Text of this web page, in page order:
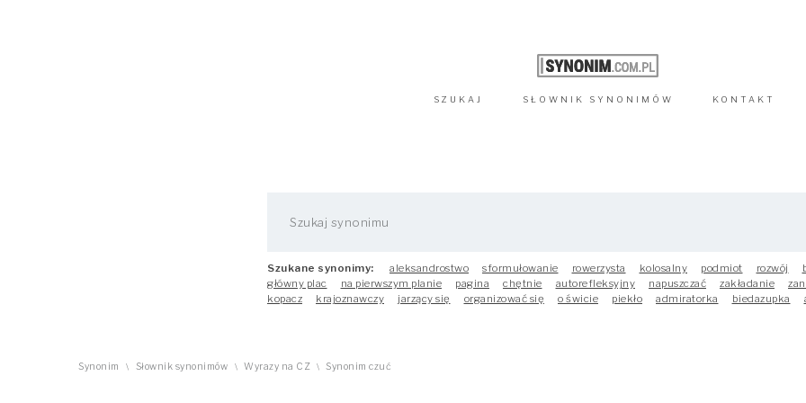
SZUKAJ SŁOWNIK SYNONIMÓW KONTAKT
Szukane synonimy: aleksandrostwo sformułowanie rowerzysta kolosalny podmiot rozwój
główny plac
na pierwszym planie pagina chętnie autorefleksyjny napuszczać zakładanie
kopacz
krajoznawczy jarzący się organizować się o świcie piekło admiratorka biedazupka
Synonim \ Słownik synonimów \ Wyrazy na CZ \ Synonim czuć